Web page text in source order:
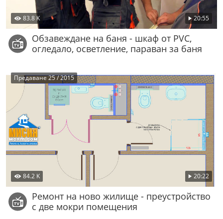
83.8 K 20:55
Обзавеждане на баня - шкаф от PVC,
огледало, осветление, параван за баня
84.2 K 20:22
Предаване 25 / 2015
Ремонт на ново жилище - преустройство
с две мокри помещения